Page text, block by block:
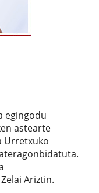
egingodu
astearte
Urretxuko
Ariztin.